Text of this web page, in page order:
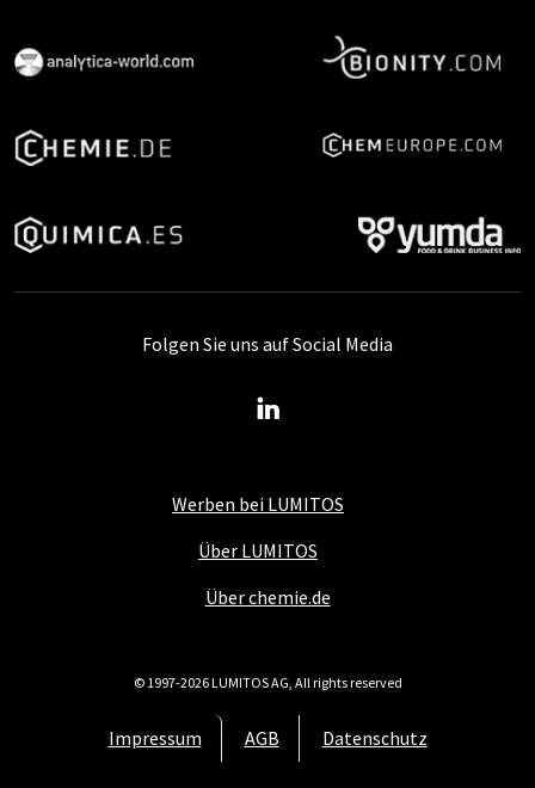
Werben bei LUMITOS
Über LUMITOS
Über chemie.de
Impressum AGB Datenschutz
Folgen Sie uns auf Social Media
© 1997-2026 LUMITOS AG, All rights reserved